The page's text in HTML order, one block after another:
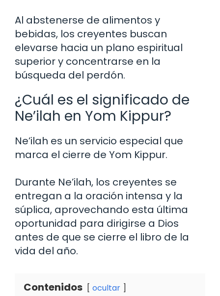
Al abstenerse de alimentos y
bebidas, los creyentes buscan
elevarse hacia un plano espiritual
superior y concentrarse en la
búsqueda del perdón.
¿Cuál es el significado de
Ne’ilah en Yom Kippur?
Ne’ilah es un servicio especial que
marca el cierre de Yom Kippur.
Durante Ne’ilah, los creyentes se
entregan a la oración intensa y la
súplica, aprovechando esta última
oportunidad para dirigirse a Dios
antes de que se cierre el libro de la
vida del año.
Contenidos ocultar